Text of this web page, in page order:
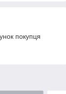
покупця